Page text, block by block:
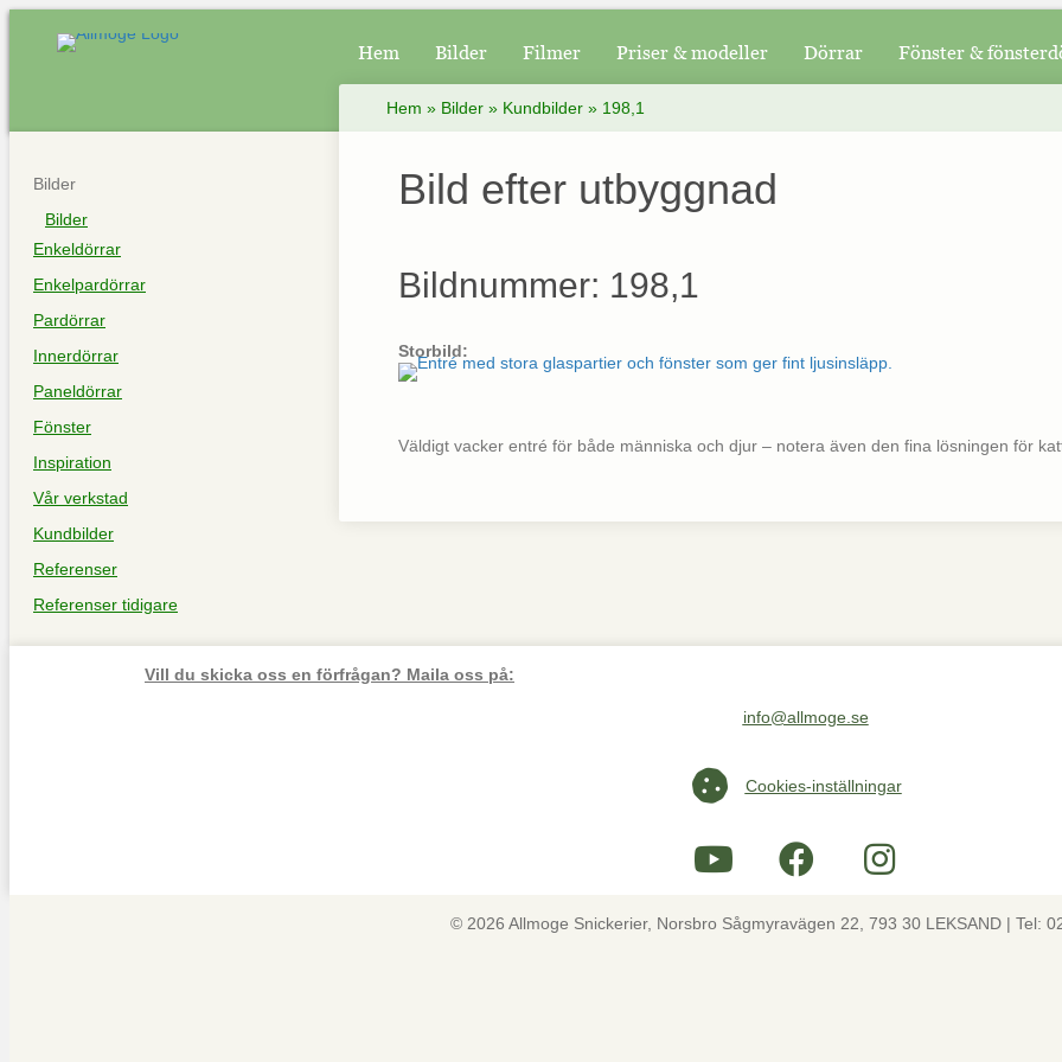
Hem Bilder Filmer Priser & modeller Dörrar Fönster &
Bilder
Bilder
Enkeldörrar
Enkelpardörrar
Pardörrar
Innerdörrar
Paneldörrar
Fönster
Inspiration
Vår verkstad
Kundbilder
Referenser
Referenser tidigare
Hem » Bilder» Kundbilder» 198,1
Bild efter utbyggnad
Bildnummer: 198,1
Storbild:
Väldigt vacker entré för både människa och djur – notera även den fina lösningen för
Vill du skicka oss en förfrågan? Maila oss på:
Maila oss på info@allmoge.se
info@allmoge.se
Cookies-inställningar
Cookies-inställningar
© 2026 Allmoge Snickerier, Norsbro Sågmyravägen 22, 793 30 LEKSAND | Tel: